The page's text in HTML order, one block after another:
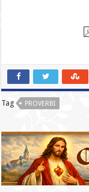
Tag PROVERBI